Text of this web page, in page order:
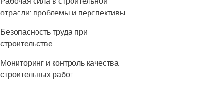
отрасли: проблемы и перспективы
Безопасность труда при
строительстве
Мониторинг и контроль качества
строительных работ